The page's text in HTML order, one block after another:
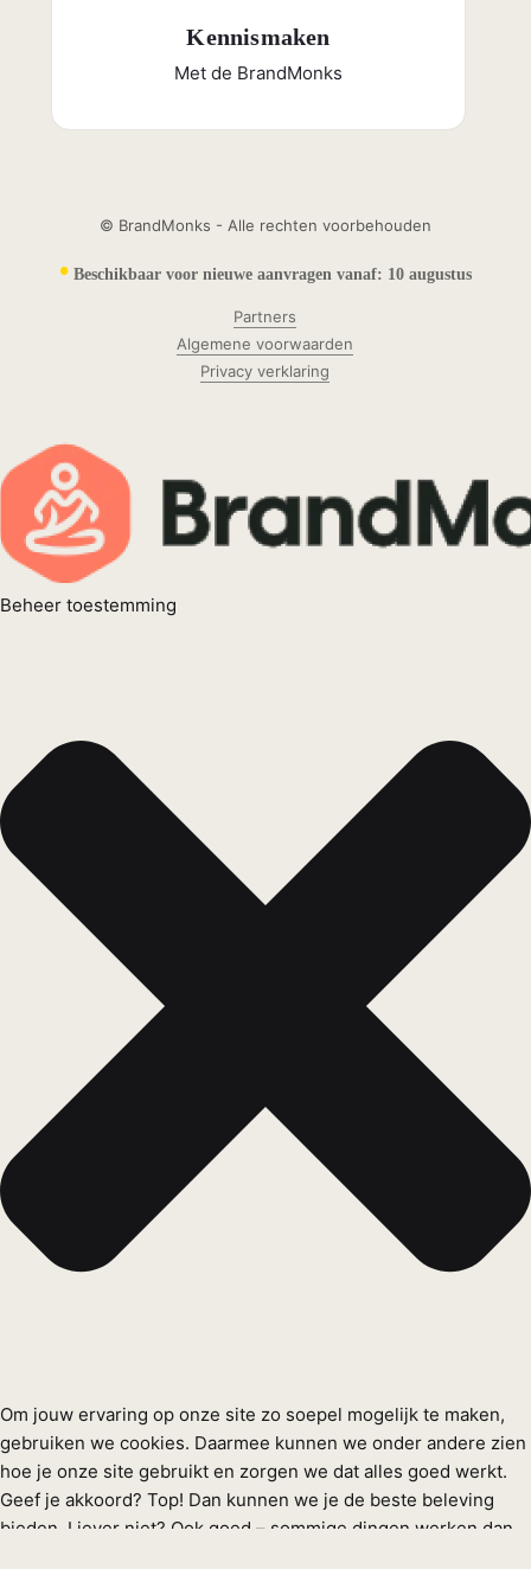
Kennismaken
Met de BrandMonks
© BrandMonks - Alle rechten voorbehouden
•Beschikbaar voor nieuwe aanvragen vanaf: 10 augustus
Partners
Algemene voorwaarden
Privacy verklaring
Beheer toestemming
Om jouw ervaring op onze site zo soepel mogelijk te maken,
gebruiken we cookies. Daarmee kunnen we onder andere zien
hoe je onze site gebruikt en zorgen we dat alles goed werkt.
Geef je akkoord? Top! Dan kunnen we je de beste beleving
bieden. Liever niet? Ook goed – sommige dingen werken dan